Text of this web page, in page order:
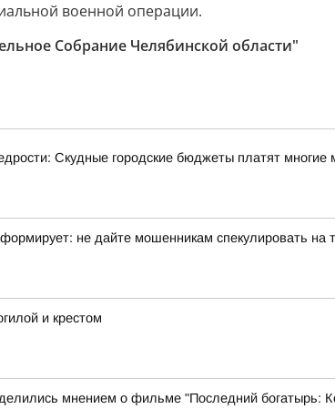
военной операции.
Собрание Челябинской области"
Скудные городские бюджеты платят многие
не дайте мошенникам спекулировать на
и крестом
мнением о фильме "Последний богатырь: